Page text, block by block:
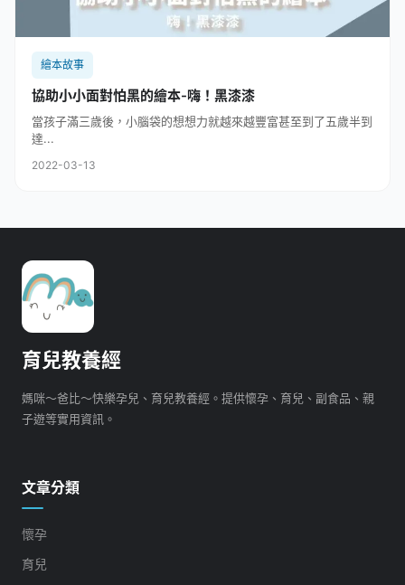
繪本故事
協助小小面對怕黑的繪本-嗨！黑漆漆
當孩子滿三歲後，小腦袋的想想力就越來越豐富甚至到了五歲半到
達...
2022-03-13
育兒教養經
媽咪～爸比～快樂孕兒、育兒教養經。提供懷孕、育兒、副食品、親
子遊等實用資訊。
文章分類
懷孕
育兒